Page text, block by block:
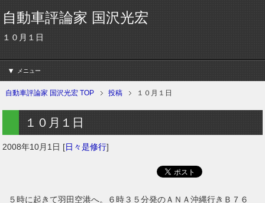
自動車評論家 国沢光宏
１０月１日
メニュー
自動車評論家 国沢光宏 TOP 投稿 １０月１日
１０月１日
2008年10月1日 [日々是修行]
５時に起きて羽田空港へ。６時３５分発のＡＮＡ沖縄行きＢ７６